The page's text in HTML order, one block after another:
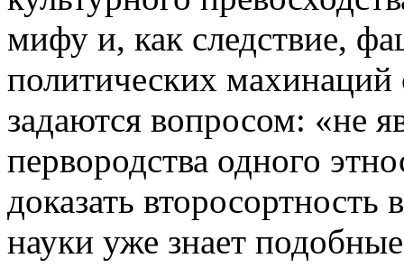
мифу и, как следствие,
политических
задаются вопросом: «не
первородства одного
доказать
науки уже знает